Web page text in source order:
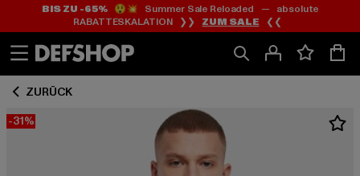
Zum
Inhalt
springen
Zum
Fußzeile
springen
BIS ZU -65%😲💥 Summer Sale Reloaded — absolute
RABATTESKALATION ❯❯ ZUM SALE ❮❮
ZURÜCK
-31%